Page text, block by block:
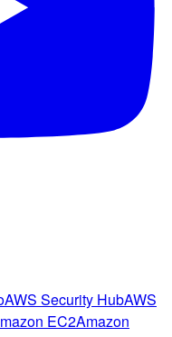
AWS Security HubAWS
EC2Amazon